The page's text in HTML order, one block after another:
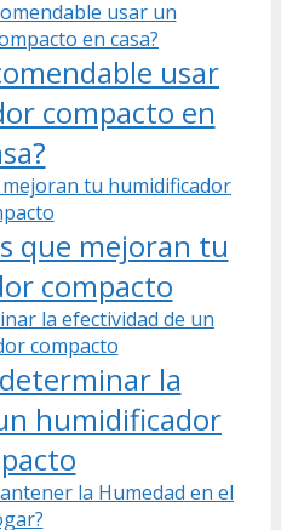
usar
compacto en
que mejoran tu
compacto
la
humidificador